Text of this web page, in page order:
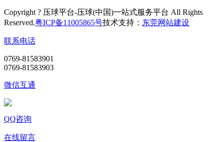
Copyright ? 压球平台-压球(中国)一站式服务平台 All Rights
Reserved.粤ICP备11005865号技术支持： 东莞网站建设
联系电话
0769-81583901
0769-81583903
微信互通
QQ咨询
在线留言